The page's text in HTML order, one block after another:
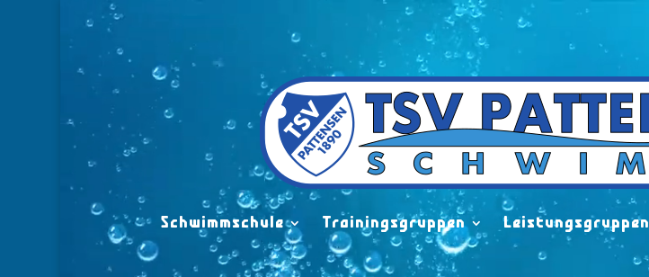
Player
Schwimmschule Trainingsgruppen Leistungsgruppen